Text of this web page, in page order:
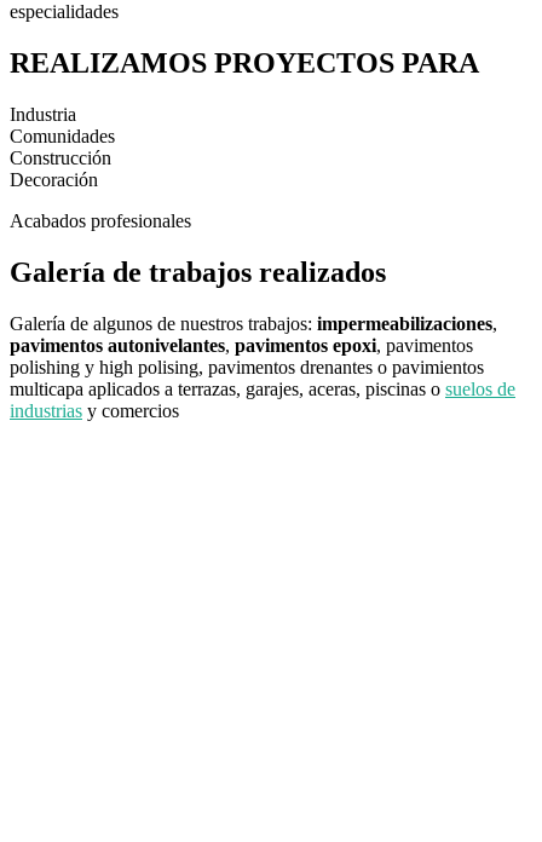
especialidades
REALIZAMOS PROYECTOS PARA
Industria
Comunidades
Construcción
Decoración
Acabados profesionales
Galería de trabajos realizados
Galería de algunos de nuestros trabajos: impermeabilizaciones,
pavimentos autonivelantes, pavimentos epoxi, pavimentos
polishing y high polising, pavimentos drenantes o pavimientos
multicapa aplicados a terrazas, garajes, aceras, piscinas o suelos de
industrias y comercios